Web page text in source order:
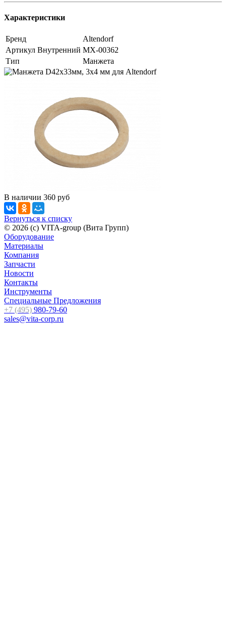
Характеристики
Бренд
Altendorf
Артикул Внутренний МХ-00362
Тип
Манжета
В наличии 360 руб
Вернуться к списку
© 2026 (c) VITA-group (Вита Групп)
Оборудование
Материалы
Компания
Запчасти
Новости
Контакты
Инструменты
Специальные Предложения
+7 (495) 980-79-60
sales@vita-corp.ru